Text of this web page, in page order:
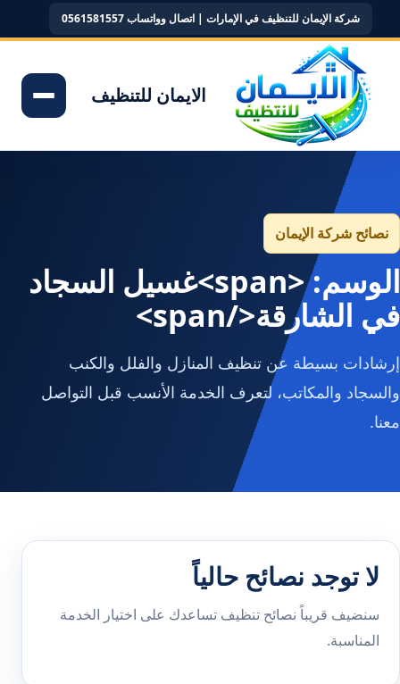
شركة الإيمان للتنظيف في الإمارات | اتصال وواتساب 0561581557
الايمان للتنظيف
نصائح شركة الإيمان
الوسم: <span>غسيل السجاد
في الشارقة</span>
إرشادات بسيطة عن تنظيف المنازل والفلل والكنب
والسجاد والمكاتب، لتعرف الخدمة الأنسب قبل التواصل
معنا.
لا توجد نصائح حالياً
سنضيف قريباً نصائح تنظيف تساعدك على اختيار الخدمة
المناسبة.